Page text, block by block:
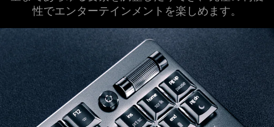
性でエンターテインメントを楽しめます。